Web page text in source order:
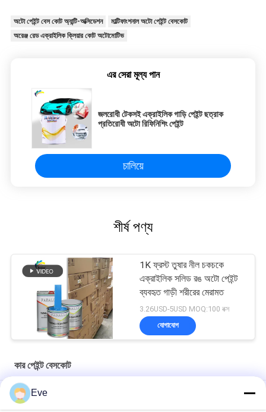
অটো পেইন্ট বেস কোট অ্যান্টি-অক্সিডেশন
মাল্টিফাংশনাল অটো পেইন্ট বেসকোট
অরেঞ্জ রেড এক্রাইলিক ক্লিয়ার কোট অটোমোটিভ
এর সেরা মূল্য পান
জলরোধী টেকসই এক্রাইলিক গাড়ি পেইন্ট ছত্রাক
প্রতিরোধী অটো রিফিনিশিং পেইন্ট
চালিয়ে
শীর্ষ পণ্য
1K ফ্রস্ট তুষার নীল চকচকে
এক্রাইলিক সলিড রঙ অটো পেইন্ট
ব্যবহৃত গাড়ী শরীরের মেরামত
3.26USD-5USD MOQ:100 বক্স
যোগাযোগ
কার পেইন্ট বেসকোট
মাল্টিফাংশনাল কার পেইন্ট বেসকোট আর্দ্রতা প্রতিরোধী ইউভি প্রতিরোধী
Eve